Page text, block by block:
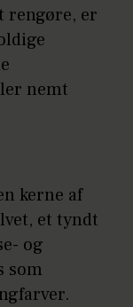
rengøre, er
nemt
kerne af
et tyndt
og
som